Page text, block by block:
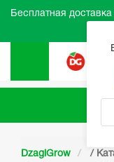
Бесплатная
DzagiGrow /